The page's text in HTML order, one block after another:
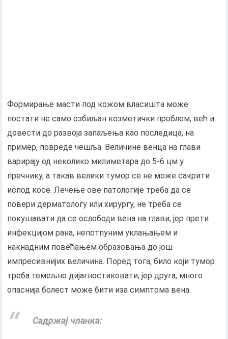
Формирање масти под кожом власишта може
постати не само озбиљан козметички проблем, већ и
довести до развоја запаљења као последица, на
пример, повреде чешља. Величине венца на глави
варирају од неколико милиметара до 5-6 цм у
пречнику, а такав велики тумор се не може сакрити
испод косе. Лечење ове патологије треба да се
повери дерматологу или хирургу, не треба се
покушавати да се ослободи вена на глави, јер прети
инфекцијом рана, непотпуним уклањањем и
накнадним повећањем образовања до још
импресивнијих величина. Поред тога, било који тумор
треба темељно дијагностиковати, јер друга, много
опаснија болест може бити иза симптома вена.
Садржај чланка: